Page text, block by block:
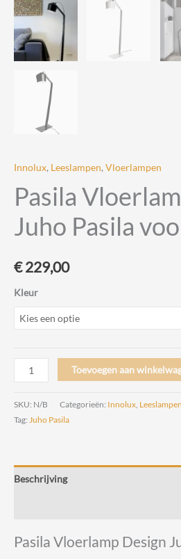
Innolux, Leeslampen, Vloerlampen
Pasila
Juho Pasila
€229,00
Kleur
Pasila
Vloerlamp
Design
Juho
Innolux
Toevoegen aan
SKU: N/B Categorieën: Innolux Leeslampen
Tag: Juho Pasila
Beschrijving
Pasila Vloerlamp Design